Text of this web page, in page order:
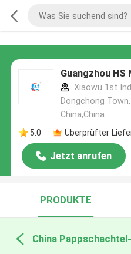
Guangzhou HS
Xiaowu 1st
Dongchong
China,China
5.0
Überprüfter
Jetzt anrufen
PRODUKTE
China